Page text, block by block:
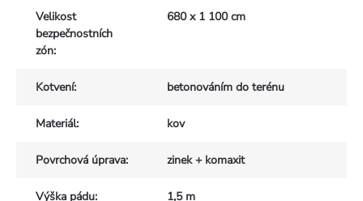
Velikost
bezpečnostních
zón:
680 x 1 100 cm
Kotvení: betonováním do terénu
Materiál: kov
Povrchová úprava: zinek + komaxit
Výška pádu: 1,5 m